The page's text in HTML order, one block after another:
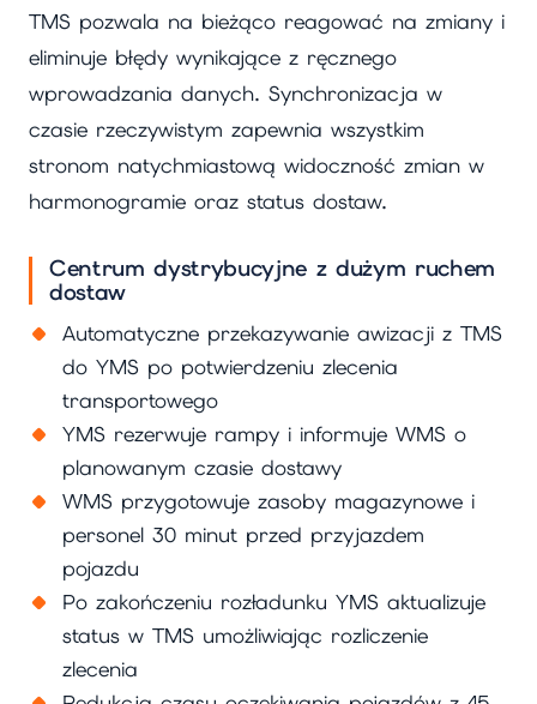
TMS pozwala na bieżąco reagować na zmiany i
eliminuje błędy wynikające z ręcznego
wprowadzania danych. Synchronizacja w
czasie rzeczywistym zapewnia wszystkim
stronom natychmiastową widoczność zmian w
harmonogramie oraz status dostaw.
Centrum dystrybucyjne z dużym ruchem
dostaw
Automatyczne przekazywanie awizacji z TMS
do YMS po potwierdzeniu zlecenia
transportowego
YMS rezerwuje rampy i informuje WMS o
planowanym czasie dostawy
WMS przygotowuje zasoby magazynowe i
personel 30 minut przed przyjazdem
pojazdu
Po zakończeniu rozładunku YMS aktualizuje
status w TMS umożliwiając rozliczenie
zlecenia